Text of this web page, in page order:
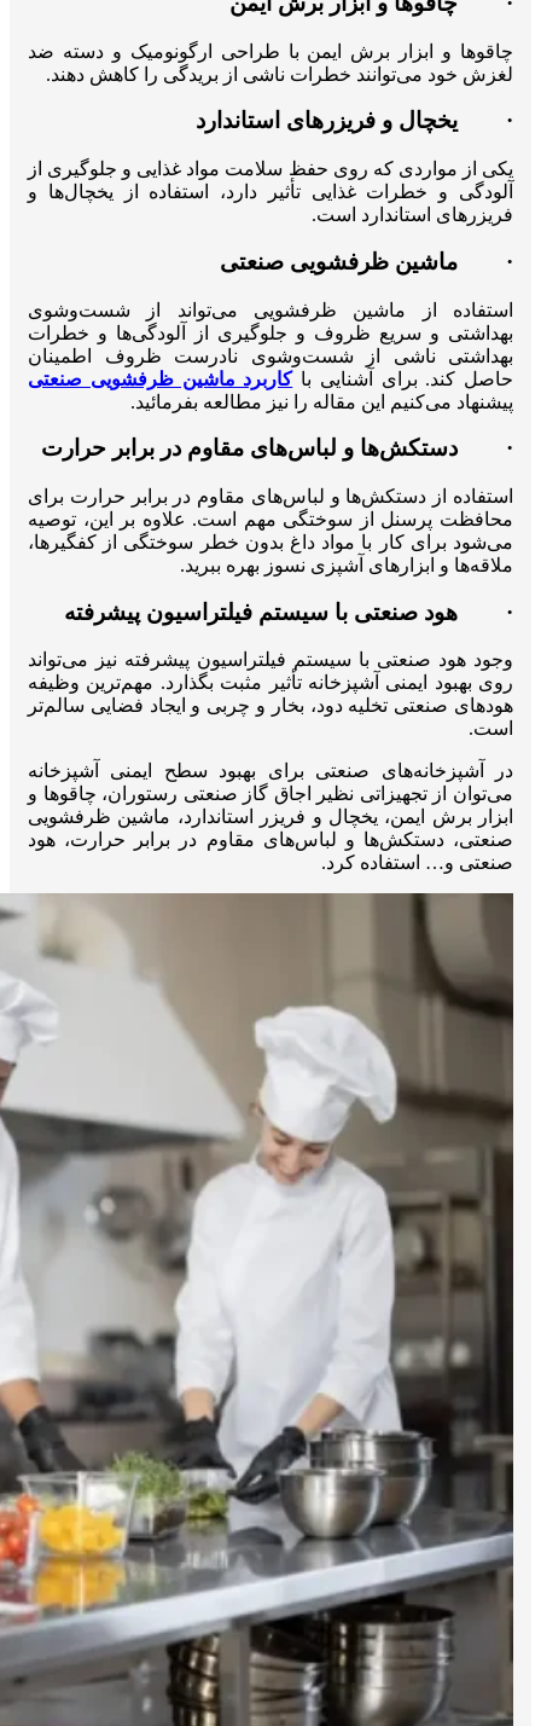
چاقوها و ابزار برش ایمن با طراحی ارگونومیک و دسته ضد
لغزش خود می‌توانند خطرات ناشی از بریدگی را کاهش دهند.
· یخچال و فریزرهای استاندارد
یکی از مواردی که روی حفظ سلامت مواد غذایی و جلوگیری از
آلودگی و خطرات غذایی تأثیر دارد، استفاده از یخچال‌ها و
فریزرهای استاندارد است.
· ماشین ظرفشویی صنعتی
استفاده از ماشین ظرفشویی می‌تواند از شست‌وشوی
بهداشتی و سریع ظروف و جلوگیری از آلودگی‌ها و خطرات
بهداشتی ناشی از شست‌وشوی نادرست ظروف اطمینان
حاصل کند. برای آشنایی باکاربرد ماشین ظرفشویی صنعتی
پیشنهاد می‌کنیم این مقاله را نیز مطالعه بفرمائید.
· دستکش‌ها و لباس‌های مقاوم در برابر حرارت
استفاده از دستکش‌ها و لباس‌های مقاوم در برابر حرارت برای
محافظت پرسنل از سوختگی مهم است. علاوه بر این، توصیه
می‌شود برای کار با مواد داغ بدون خطر سوختگی از کفگیرها،
ملاقه‌ها و ابزارهای آشپزی نسوز بهره ببرید.
· هود صنعتی با سیستم فیلتراسیون پیشرفته
وجود هود صنعتی با سیستم فیلتراسیون پیشرفته نیز می‌تواند
روی بهبود ایمنی آشپزخانه تأثیر مثبت بگذارد. مهم‌ترین وظیفه
هودهای صنعتی تخلیه دود، بخار و چربی و ایجاد فضایی سالم‌تر
است.
در آشپزخانه‌های صنعتی برای بهبود سطح ایمنی آشپزخانه
می‌توان از تجهیزاتی نظیر اجاق گاز صنعتی رستوران، چاقوها و
ابزار برش ایمن، یخچال و فریزر استاندارد، ماشین ظرفشویی
صنعتی، دستکش‌ها و لباس‌های مقاوم در برابر حرارت، هود
صنعتی و… استفاده کرد.